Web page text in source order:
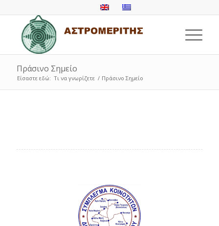
Πράσινο Σημείο
Είσαστε εδώ: Τι να γνωρίζετε / Πράσινο Σημείο